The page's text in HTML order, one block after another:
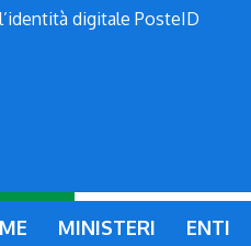
digitale PosteID
MINISTERI ENTI